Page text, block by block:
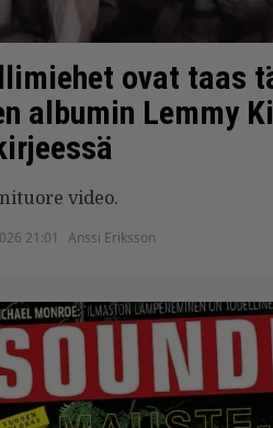
ovat taas
albumin Lemmy
video.
21:01 Anssi Eriksson